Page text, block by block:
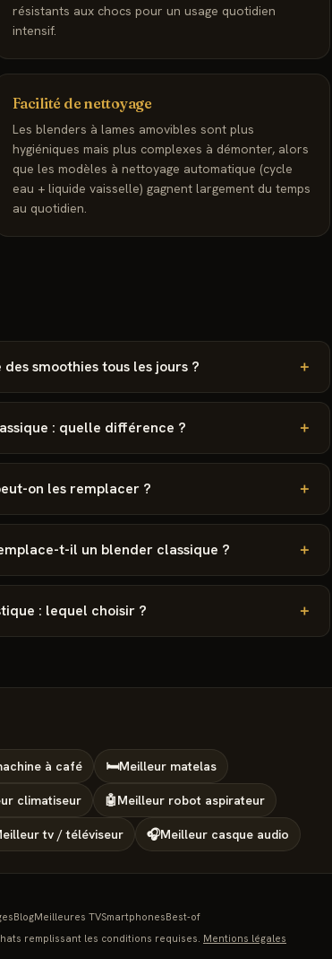
résistants aux chocs pour un usage quotidien
intensif.
Facilité de nettoyage
Les blenders à lames amovibles sont plus
hygiéniques mais plus complexes à démonter, alors
que les modèles à nettoyage automatique (cycle
eau + liquide vaisselle) gagnent largement du temps
au quotidien.
smoothies tous les jours ? ＋
: quelle différence ? ＋
on les remplacer ? ＋
t-il un blender classique ? ＋
: lequel choisir ? ＋
à café 🛏️Meilleur matelas
climatiseur 🤖Meilleur robot aspirateur
tv / téléviseur 🎧Meilleur casque audio
BlogMeilleures TVSmartphonesBest-of
remplissant les conditions requises. Mentions légales